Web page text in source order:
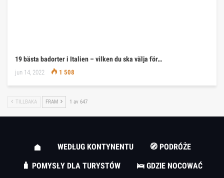
19 bästa badorter i Italien – vilken du ska välja för…
jun 14, 2022 1 508
TILLBAKA FRAM 1 av 647
WEDŁUG KONTYNENTU
🧭 PODRÓŻE
🧳 POMYSŁY DLA TURYSTÓW
🛌 GDZIE NOCOWAĆ